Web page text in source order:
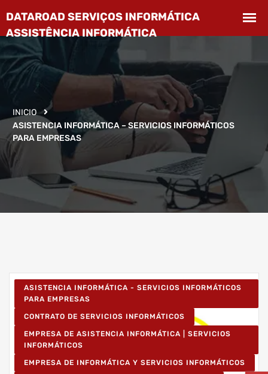
INICIO
ASISTENCIA INFORMÁTICA – SERVICIOS INFORMÁTICOS
PARA EMPRESAS
ASISTENCIA INFORMÁTICA - SERVICIOS INFORMÁTICOS
PARA EMPRESAS
CONTRATO DE SERVICIOS INFORMÁTICOS
EMPRESA DE ASISTENCIA INFORMÁTICA | SERVICIOS
INFORMÁTICOS
EMPRESA DE INFORMÁTICA Y SERVICIOS INFORMÁTICOS